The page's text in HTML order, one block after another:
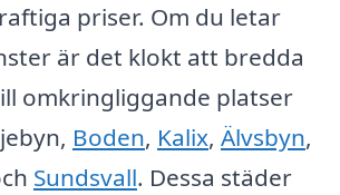
priser. Om du letar
är det klokt att bredda
omkringliggande platser
Boden, Kalix, Älvsbyn,
Sundsvall. Dessa städer